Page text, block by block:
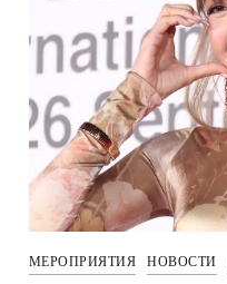
МЕРОПРИЯТИЯ НОВОСТИ